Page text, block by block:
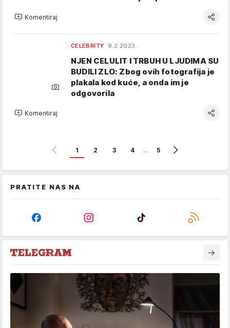
Komentiraj
CELEBRITY 9.2.2023.
NJEN CELULIT I TRBUH U LJUDIMA SU
BUDILI ZLO: Zbog ovih fotografija je
plakala kod kuće, a onda im je
odgovorila
Komentiraj
1 2 3 4 … 5
PRATITE NAS NA